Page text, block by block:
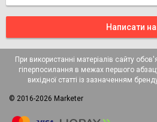
Написати
При використанні матеріалів сайту
гіперпосилання в межах першого
вихідної статті із зазначенням
© 2016-2026 Marketer